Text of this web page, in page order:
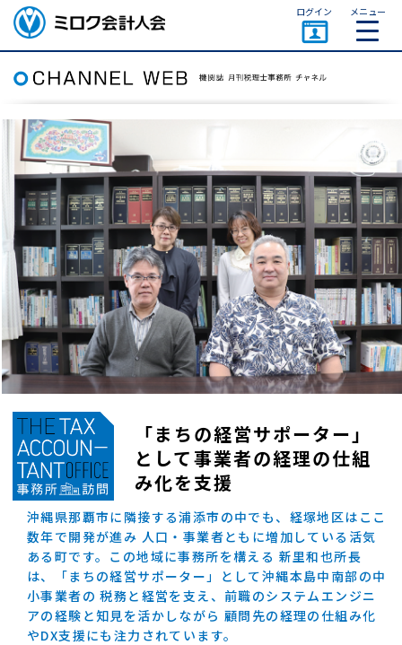
ミロク会計人会 MIROKU
ACCOUNTING PERSON
ASSOCIATION
ログイン メニュー
「まちの経営サポーター」
として事業者の経理の仕組
み化を支援
沖縄県那覇市に隣接する浦添市の中でも、経塚地区はここ
数年で開発が進み 人口・事業者ともに増加している活気
ある町です。この地域に事務所を構える 新里和也所長
は、「まちの経営サポーター」として沖縄本島中南部の中
小事業者の 税務と経営を支え、前職のシステムエンジニ
アの経験と知見を活かしながら 顧問先の経理の仕組み化
やDX支援にも注力されています。